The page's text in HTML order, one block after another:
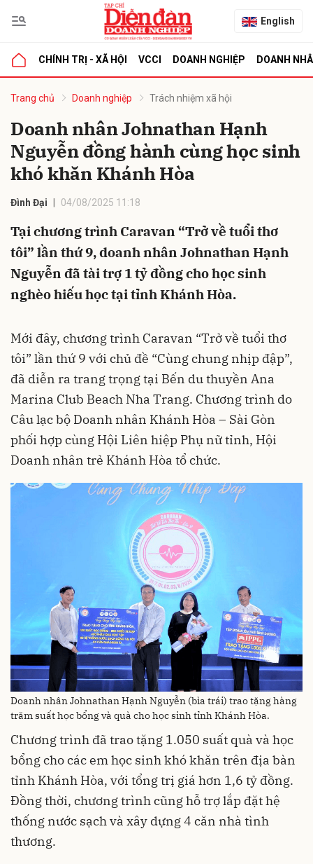
English
CHÍNH TRỊ - XÃ HỘI VCCI DOANH NGHIỆP DOANH
Trang chủ Doanh nghiệp Trách nhiệm xã hội
Doanh nhân Johnathan Hạnh
Nguyễn đồng hành cùng học sinh
khó khăn Khánh Hòa
Đình Đại 04/08/2025 11:18
Tại chương trình Caravan “Trở về tuổi thơ
tôi” lần thứ 9, doanh nhân Johnathan Hạnh
Nguyễn đã tài trợ 1 tỷ đồng cho học sinh
nghèo hiếu học tại tỉnh Khánh Hòa.
Mới đây, chương trình Caravan “Trở về tuổi thơ
tôi” lần thứ 9 với chủ đề “Cùng chung nhịp đập”,
đã diễn ra trang trọng tại Bến du thuyền Ana
Marina Club Beach Nha Trang. Chương trình do
Câu lạc bộ Doanh nhân Khánh Hòa – Sài Gòn
phối hợp cùng Hội Liên hiệp Phụ nữ tỉnh, Hội
Doanh nhân trẻ Khánh Hòa tổ chức.
Doanh nhân Johnathan Hạnh Nguyễn (bìa trái) trao tặng hàng
trăm suất học bổng và quà cho học sinh tỉnh Khánh Hòa.
Chương trình đã trao tặng 1.050 suất quà và học
bổng cho các em học sinh khó khăn trên địa bàn
tỉnh Khánh Hòa, với tổng trị giá hơn 1,6 tỷ đồng.
Đồng thời, chương trình cũng hỗ trợ lắp đặt hệ
thống nước sạch và xây dựng 4 căn nhà tình
thương.
luận
Hủy